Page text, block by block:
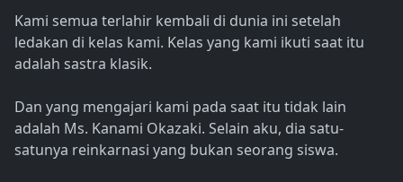
Kami semua terlahir kembali di dunia ini setelah
ledakan di kelas kami. Kelas yang kami ikuti saat itu
adalah sastra klasik.
Dan yang mengajari kami pada saat itu tidak lain
adalah Ms. Kanami Okazaki. Selain aku, dia satu-
satunya reinkarnasi yang bukan seorang siswa.